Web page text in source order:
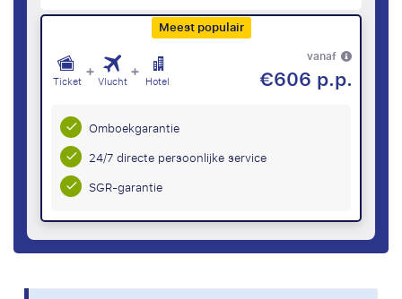
Meest populair
Ticket + Vlucht + Hotel
vanaf
€606 p.p.
Omboekgarantie
24/7 directe persoonlijke service
SGR-garantie